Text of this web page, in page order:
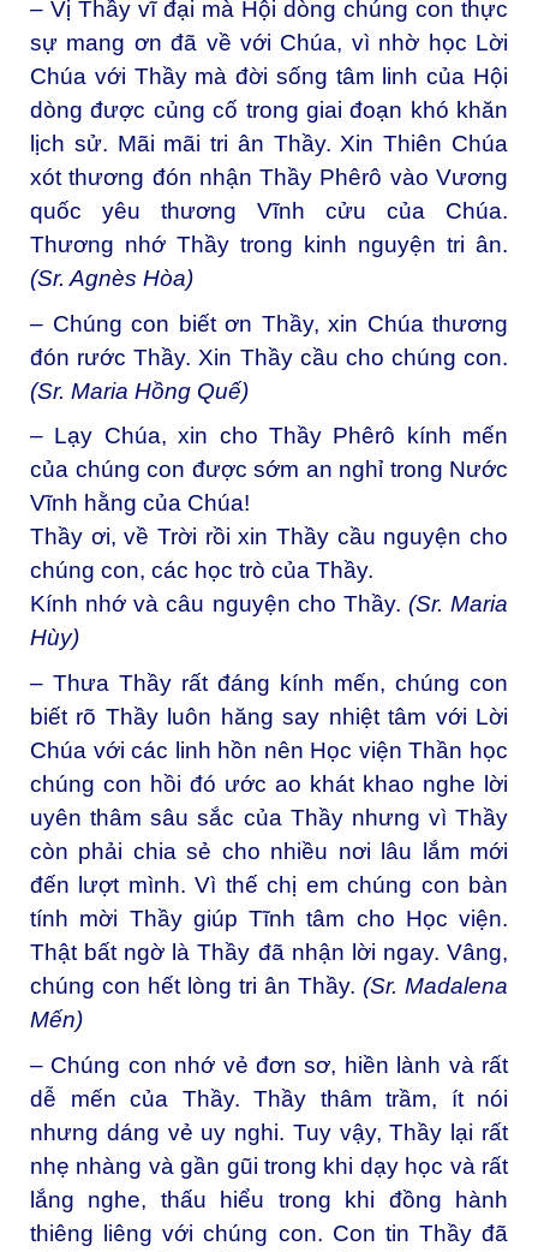
– Vị Thầy vĩ đại mà Hội dòng chúng con thực
sự mang ơn đã về với Chúa, vì nhờ học Lời
Chúa với Thầy mà đời sống tâm linh của Hội
dòng được củng cố trong giai đoạn khó khăn
lịch sử. Mãi mãi tri ân Thầy. Xin Thiên Chúa
xót thương đón nhận Thầy Phêrô vào Vương
quốc yêu thương Vĩnh cửu của Chúa.
Thương nhớ Thầy trong kinh nguyện tri ân.
(Sr. Agnès Hòa)
– Chúng con biết ơn Thầy, xin Chúa thương
đón rước Thầy. Xin Thầy cầu cho chúng con.
(Sr. Maria Hồng Quế)
– Lạy Chúa, xin cho Thầy Phêrô kính mến
của chúng con được sớm an nghỉ trong Nước
Vĩnh hằng của Chúa!
Thầy ơi, về Trời rồi xin Thầy cầu nguyện cho
chúng con, các học trò của Thầy.
Kính nhớ và câu nguyện cho Thầy. (Sr. Maria
Hùy)
– Thưa Thầy rất đáng kính mến, chúng con
biết rõ Thầy luôn hăng say nhiệt tâm với Lời
Chúa với các linh hồn nên Học viện Thần học
chúng con hồi đó ước ao khát khao nghe lời
uyên thâm sâu sắc của Thầy nhưng vì Thầy
còn phải chia sẻ cho nhiều nơi lâu lắm mới
đến lượt mình. Vì thế chị em chúng con bàn
tính mời Thầy giúp Tĩnh tâm cho Học viện.
Thật bất ngờ là Thầy đã nhận lời ngay. Vâng,
chúng con hết lòng tri ân Thầy. (Sr. Madalena
Mến)
– Chúng con nhớ vẻ đơn sơ, hiền lành và rất
dễ mến của Thầy. Thầy thâm trầm, ít nói
nhưng dáng vẻ uy nghi. Tuy vậy, Thầy lại rất
nhẹ nhàng và gần gũi trong khi dạy học và rất
lắng nghe, thấu hiểu trong khi đồng hành
thiêng liêng với chúng con. Con tin Thầy đã